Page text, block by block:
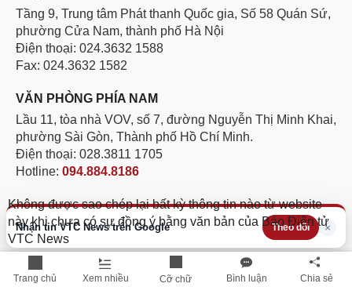
Trang chủ Xem nhiều Cỡ chữ Bình luận Chia sẻ
Nhận tin VTC News trên Google Theo dõi ×
Tầng 9, Trung tâm Phát thanh Quốc gia, Số 58 Quán Sứ,
phường Cửa Nam, thành phố Hà Nội
Điện thoại: 024.3632 1588
Fax: 024.3632 1582
VĂN PHÒNG PHÍA NAM
Lầu 11, tòa nhà VOV, số 7, đường Nguyễn Thị Minh Khai,
phường Sài Gòn, Thành phố Hồ Chí Minh.
Điện thoại: 028.3811 1705
Hotline: 094.884.8186
Không được sao chép lại bất kỳ thông tin nào từ website
này khi chưa có sự đồng ý bằng văn bản của Báo Điện tử
VTC News